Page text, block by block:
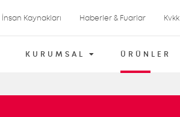
İnsan Kaynakları Haberler & Fuarlar Kvkk
KURUMSAL ÜRÜNLER